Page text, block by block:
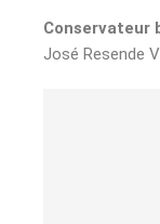
Conservateur
José